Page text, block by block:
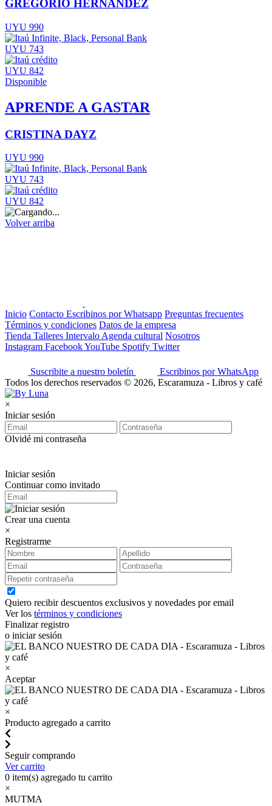
GREGORIO HERNÁNDEZ
UYU 990
UYU 743
UYU 842
Disponible
APRENDE A GASTAR
CRISTINA DAYZ
UYU 990
UYU 743
UYU 842
Volver arriba
Inicio Contacto Escribinos por Whatsapp Preguntas frecuentes
Términos y condiciones Datos de la empresa
Tienda Talleres Intervalo Agenda cultural Nosotros
Instagram FacebookYouTube Spotify Twitter
Suscribite a nuestro boletín
Escribinos por WhatsApp
Todos los derechos reservados © 2026, Escaramuza - Libros y café
×
Iniciar sesión
Olvidé mi contraseña
Iniciar sesión
Continuar como invitado
Crear una cuenta
×
Registrarme
Quiero recibir descuentos exclusivos y novedades por email
Ver los términos y condiciones
Finalizar registro
o iniciar sesión
×
Aceptar
×
Producto agregado a carrito
Seguir comprando
Ver carrito
0 item(s) agregado tu carrito
×
MUTMA